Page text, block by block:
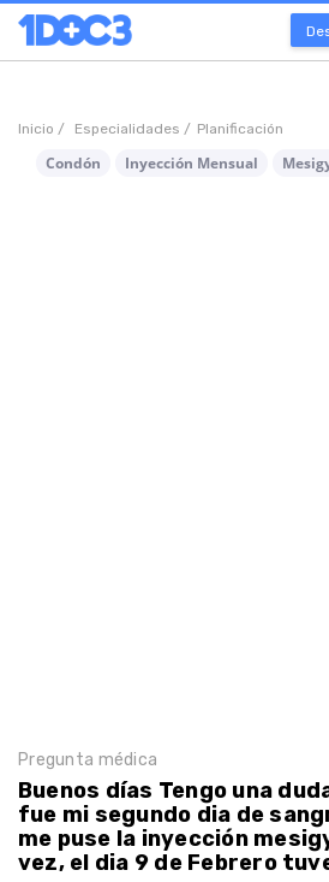
Inicio / Especialidades / Planificación
Condón Inyección Mensual
Pregunta médica
Buenos días Tengo una
fue mi segundo dia de
me puse la inyección
vez, el dia 9 de Febrero